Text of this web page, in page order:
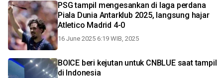
PSG tampil mengesankan di laga perdana
Piala Dunia Antarklub 2025, langsung hajar
Atletico Madrid 4-0
16 June 2025 6:19 WIB, 2025
BOICE beri kejutan untuk CNBLUE saat tampil
di Indonesia